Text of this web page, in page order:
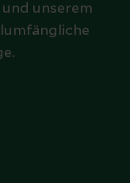
unserem